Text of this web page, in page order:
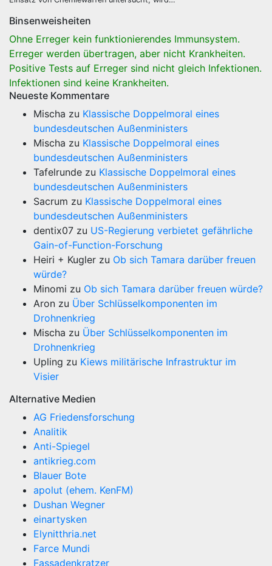
Binsenweisheiten
Ohne Erreger kein funktionierendes Immunsystem.
Erreger werden übertragen, aber nicht Krankheiten.
Positive Tests auf Erreger sind nicht gleich Infektionen.
Infektionen sind keine Krankheiten.
Neueste Kommentare
Mischa zu Klassische Doppelmoral eines
bundesdeutschen Außenministers
Mischa zu Klassische Doppelmoral eines
bundesdeutschen Außenministers
Tafelrunde zu Klassische Doppelmoral eines
bundesdeutschen Außenministers
Sacrum zu Klassische Doppelmoral eines
bundesdeutschen Außenministers
dentix07 zu US-Regierung verbietet gefährliche
Gain-of-Function-Forschung
Heiri + Kugler zu Ob sich Tamara darüber freuen
würde?
Minomi zu Ob sich Tamara darüber freuen würde?
Aron zu Über Schlüsselkomponenten im
Drohnenkrieg
Mischa zu Über Schlüsselkomponenten im
Drohnenkrieg
Upling zu Kiews militärische Infrastruktur im
Visier
Alternative Medien
AG Friedensforschung
Analitik
Anti-Spiegel
antikrieg.com
Blauer Bote
apolut (ehem. KenFM)
Dushan Wegner
einartysken
Elynitthria.net
Farce Mundi
Fassadenkratzer